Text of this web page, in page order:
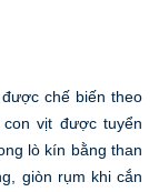
chế biến theo
vịt được tuyển
lò kín bằng than
giòn rụm khi cắn